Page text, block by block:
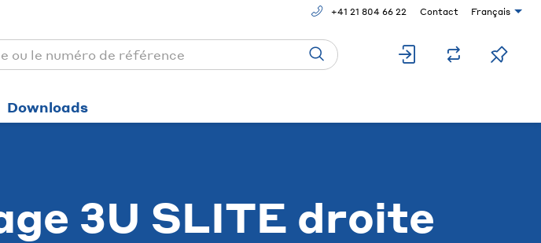
+41 21 804 66 22 Contact Français
Downloads
3U SLITE droite